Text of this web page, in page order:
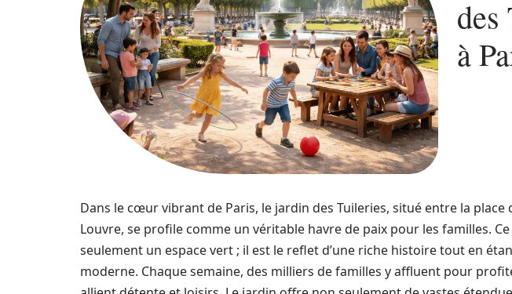
des
à
Dans le cœur vibrant de Paris, le jardin des Tuileries, situé entre la place
Louvre, se profile comme un véritable havre de paix pour les familles.
seulement un espace vert ; il est le reflet d’une riche histoire tout en
moderne. Chaque semaine, des milliers de familles y affluent pour